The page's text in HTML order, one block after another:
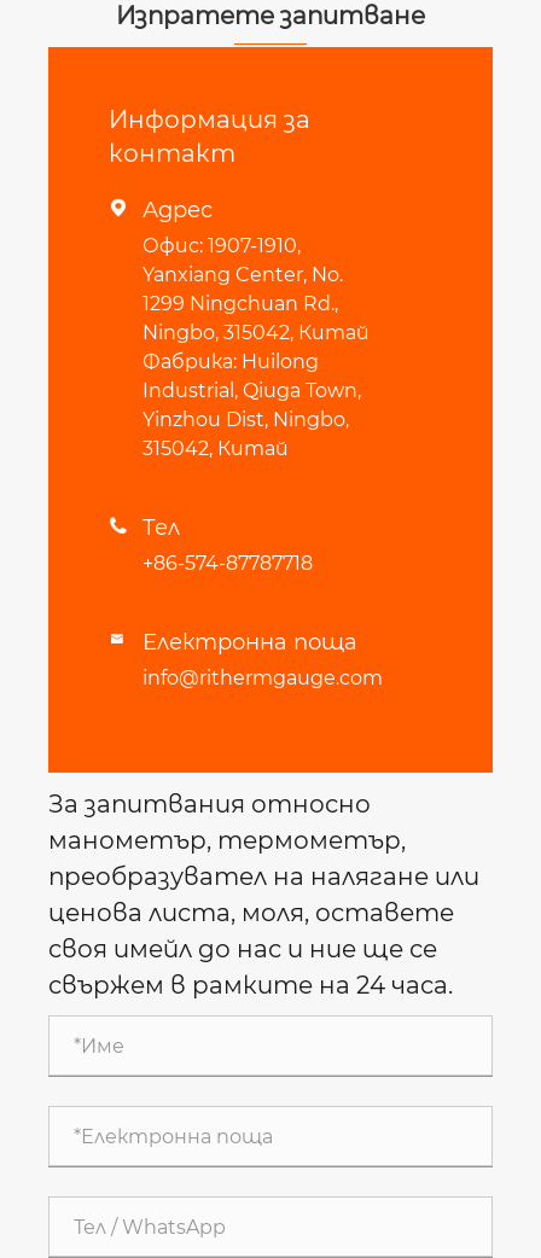
Изпратете запитване
Информация за
контакт
 Адрес
Офис: 1907-1910,
Yanxiang Center, No.
1299 Ningchuan Rd.,
Ningbo, 315042, Китай
Фабрика: Huilong
Industrial, Qiuga Town,
Yinzhou Dist, Ningbo,
315042, Китай
 Тел
+86-574-87787718
 Електронна поща
info@rithermgauge.com
За запитвания относно
манометър, термометър,
преобразувател на налягане или
ценова листа, моля, оставете
своя имейл до нас и ние ще се
свържем в рамките на 24 часа.